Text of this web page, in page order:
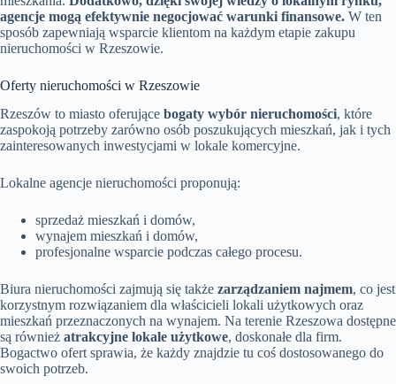
agencje mogą efektywnie negocjować warunki finansowe. W ten
sposób zapewniają wsparcie klientom na każdym etapie zakupu
nieruchomości w Rzeszowie.
Oferty nieruchomości w Rzeszowie
Rzeszów to miasto oferujące bogaty wybór nieruchomości, które
zaspokoją potrzeby zarówno osób poszukujących mieszkań, jak i tych
zainteresowanych inwestycjami w lokale komercyjne.
Lokalne agencje nieruchomości proponują:
sprzedaż mieszkań i domów,
wynajem mieszkań i domów,
profesjonalne wsparcie podczas całego procesu.
Biura nieruchomości zajmują się także zarządzaniem najmem, co jest
korzystnym rozwiązaniem dla właścicieli lokali użytkowych oraz
mieszkań przeznaczonych na wynajem. Na terenie Rzeszowa dostępne
są również atrakcyjne lokale użytkowe, doskonałe dla firm.
Bogactwo ofert sprawia, że każdy znajdzie tu coś dostosowanego do
swoich potrzeb.